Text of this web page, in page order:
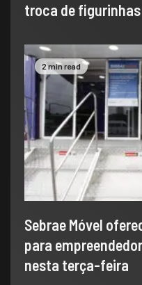
troca de figurinhas
2 min read
Sebrae Móvel
para
nesta terça-feira